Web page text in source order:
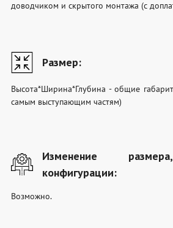
доводчиком и скрытого монтажа (с
Размер:
Высота*Ширина*Глубина - общие
самым выступающим частям)
Изменение
конфигурации:
Возможно.